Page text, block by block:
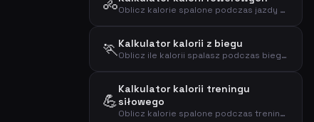
Oblicz kalorie spalone podczas jazdy na rowerze na podstawie wagi, czasu i prędkości
🏃Kalkulator kalorii z biegu
Oblicz ile kalorii spalasz podczas biegu na podstawie wagi i dystansu
💪
Kalkulator kalorii treningu
siłowego
Oblicz kalorie spalone podczas treningu siłowego na podstawie wagi, czasu i intensywności